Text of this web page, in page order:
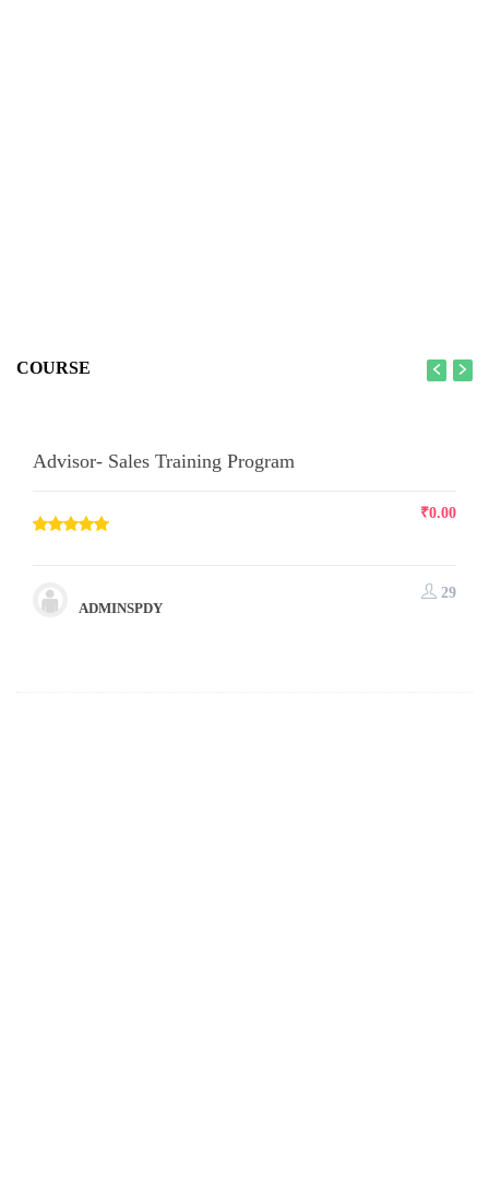
COURSE
Advisor- Sales Training Program
₹0.00
ADMINSPDY
29